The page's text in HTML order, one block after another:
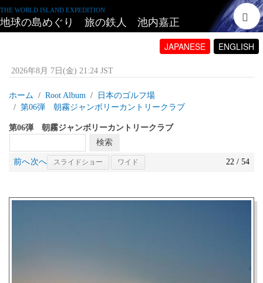
THE WORLD ISLAND EXPEDITION
地球の島めぐり 旅の鉄人 池内嘉正
JAPANESE ENGLISH
2026年8月 7日(金) 21:24 JST
ホーム Root Album
日本のゴルフ場
第06弾 朝霧ジャンボリーカントリークラブ
第06弾 朝霧ジャンボリーカントリークラブ
前へ次へ スライドショー ワイド 22 / 54